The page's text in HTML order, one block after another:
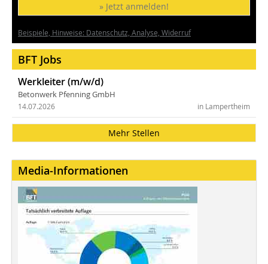
» Jetzt anmelden!
Beispiele, Hinweise: Datenschutz, Analyse, Widerruf
BFT Jobs
Werkleiter (m/w/d)
Betonwerk Pfenning GmbH
in Lampertheim
14.07.2026
Mehr Stellen
Media-Informationen